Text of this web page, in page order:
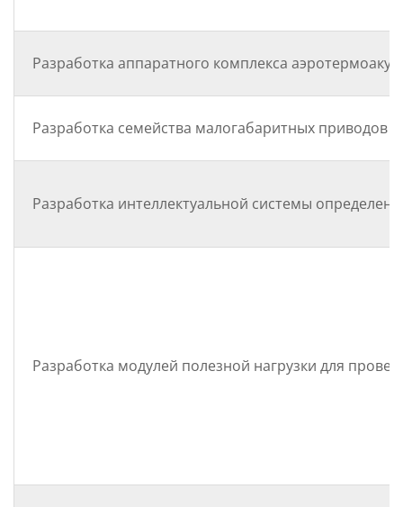
Разработка аппаратного комплекса
Разработка семейства малогабаритных приводов
Разработка интеллектуальной системы
Разработка модулей полезной нагрузки для